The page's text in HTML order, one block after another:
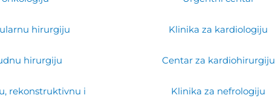
hirurgiju
hirurgiju
rekonstruktivnu i
Klinika za kardiologiju
Centar za kardiohirurgiju
Klinika za nefrologiju